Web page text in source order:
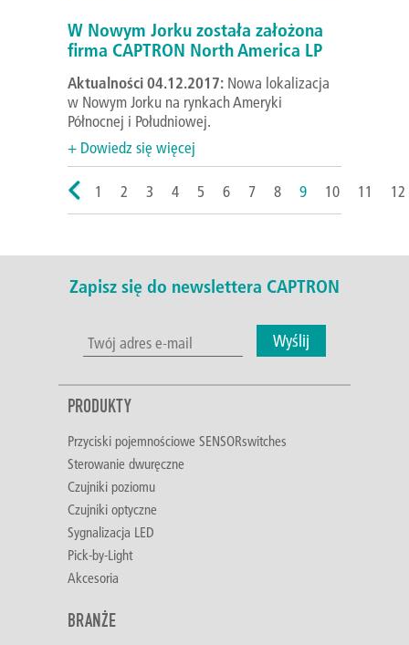
W Nowym Jorku została założona
firma CAPTRON North America LP
Aktualności 04.12.2017: Nowa lokalizacja
w Nowym Jorku na rynkach Ameryki
Północnej i Południowej.
+ Dowiedz się więcej
1 2 3 4 5 6 7 8 9 10 11 12
Zapisz się do newslettera CAPTRON
Wyślij
PRODUKTY
Przyciski pojemnościowe SENSORswitches
Sterowanie dwuręczne
Czujniki poziomu
Czujniki optyczne
Sygnalizacja LED
Pick-by-Light
Akcesoria
BRANŻE